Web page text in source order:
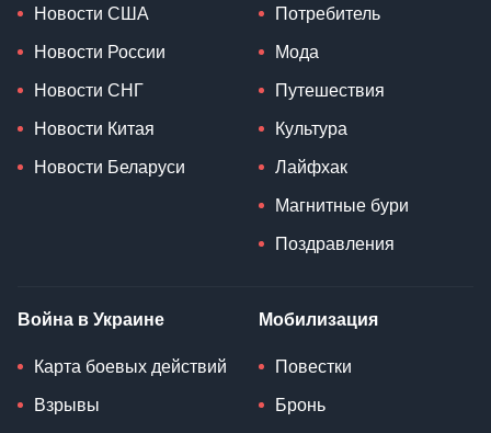
Новости США
Новости России
Новости СНГ
Новости Китая
Новости Беларуси
Потребитель
Мода
Путешествия
Культура
Лайфхак
Магнитные бури
Поздравления
Война в Украине
Карта боевых действий
Взрывы
Мобилизация
Повестки
Бронь